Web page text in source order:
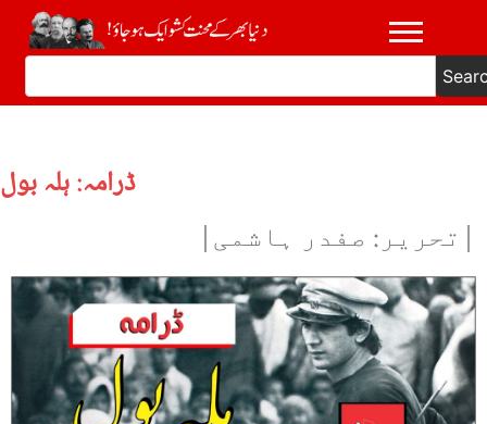
ڈرامہ: ہلہ بول
|تحریر: صفدر ہاشمی|